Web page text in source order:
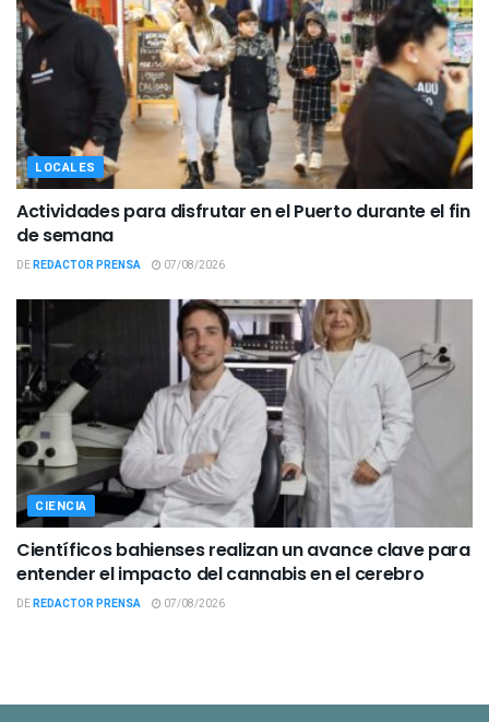
LOCALES
Actividades para disfrutar en el Puerto durante el fin
de semana
DEREDACTOR PRENSA 07/08/2026
CIENCIA
Científicos bahienses realizan un avance clave para
entender el impacto del cannabis en el cerebro
DEREDACTOR PRENSA 07/08/2026